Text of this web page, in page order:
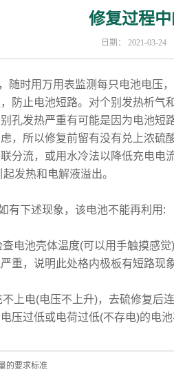
修复过程
日期： 2021-03-24
时用万用表监测每只电池电压
防止电池短路。对个别发热析气
孔发热严重有可能是因为电池
，所以修复前留有没有兑上浓硫
分流，或用水冷法以降低充电电
发热和电解液溢出。
下述现象，该电池不能再利用:
池壳体温度(可以用手触摸感觉
重，说明此处格内极板有短路现象
电(电压不上升)，去硫修复后
压过低或电荷过低(不存电)的电
的要求标准